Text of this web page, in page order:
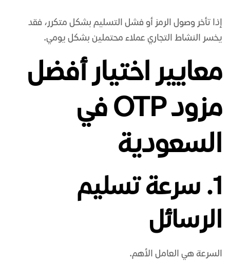
إذا تأخر وصول الرمز أو فشل التسليم بشكل متكرر، فقد
يخسر النشاط التجاري عملاء محتملين بشكل يومي.
معايير اختيار أفضل
مزود OTP في
السعودية
1. سرعة تسليم
الرسائل
السرعة هي العامل الأهم.